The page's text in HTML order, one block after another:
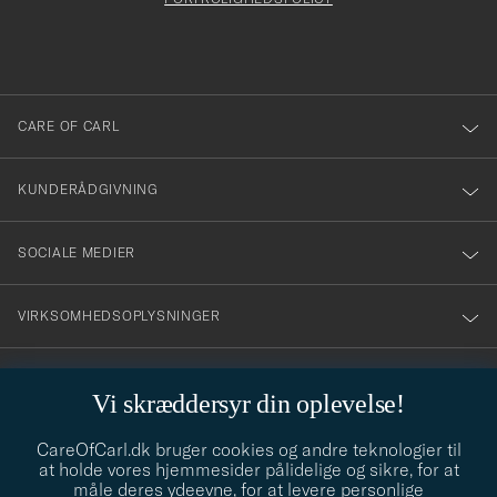
Vi skræddersyr din oplevelse!
CareOfCarl.dk bruger cookies og andre teknologier til
at holde vores hjemmesider pålidelige og sikre, for at
måle deres ydeevne, for at levere personlige
dig
till
vårt
nyhetsbrev!
CARE OF CARL
KUNDERÅDGIVNING
SOCIALE MEDIER
VIRKSOMHEDSOPLYSNINGER
info@careofcarl.dk
Behøver du hjælp til at finde din stil? Lad os hjælpe dig, vi hjælper
gerne til!